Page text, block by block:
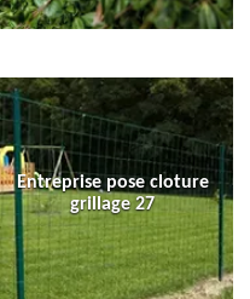
Entreprise pose cloture
grillage 27